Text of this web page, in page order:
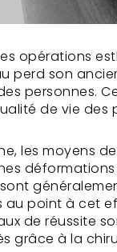
opérations
perd son
personnes.
de vie des
les moyens
point à cet
de réussite
grâce à la